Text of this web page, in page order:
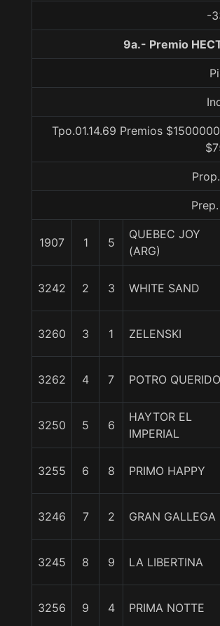
-
9a.- Premio
Tpo.01.14.69 Premios
1907 1 5
QUEBEC JOY
(ARG)
3242 2 3 WHITE SAND
3260 3 1 ZELENSKI
3262 4 7 POTRO QUERIDO
3250 5 6
HAYTOR EL
IMPERIAL
3255 6 8 PRIMO HAPPY
3246 7 2 GRAN GALLEGA
3245 8 9 LA LIBERTINA
3256 9 4 PRIMA NOTTE